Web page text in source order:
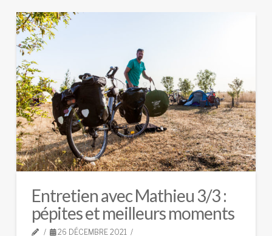
Entretien avec Mathieu 3/3 :
pépites et meilleurs moments
26 DÉCEMBRE 2021